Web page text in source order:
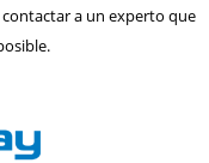
a un experto que